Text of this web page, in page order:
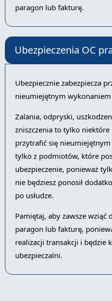
paragon lub fakturę.
Ubezpieczenia OC
Ubezpiecznie zabezpiecza
nieumiejętnym wykonaniem
Zalania, odpryski,
zniszczenia to tylko niektóre
przytrafić się
tylko z podmiotów, które
ubezpieczenie, ponieważ
nie będziesz ponosił
po usłudze.
Pamiętaj, aby zawsze wziąć
paragon lub fakturę,
realizacji transakcji i będzie
ubezpieczalni.